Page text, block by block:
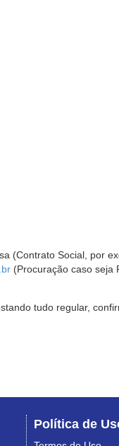
(Contrato Social, por
(Procuração caso seja
tudo regular,
Política de